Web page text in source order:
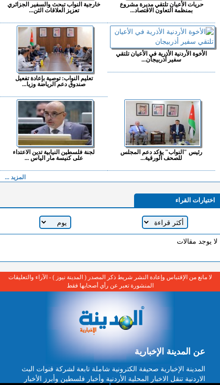
حريات الأعيان تلتقي مديرة مشروع
بمنظمة التعاون الاقتصاد...
خارجية النواب تبحث والسفير الجزائري
تعزيز العلاقات الثن...
الأخوة الأردنية الأذرية في الأعيان تلتقي
سفير أذربيجان...
تعليم النواب: توصية بإعادة تفعيل
صندوق دعم الرياضة وزيا...
رئيس "النواب" يؤكد دعم المجلس
للصحف الورقية...
لجنة فلسطين النيابية تدين الاعتداء
على كنيسة مار الياس ...
المزيد ...
اختيارات القراء
لا يوجد مقالات
لا مانع من الإقتباس وإعادة النشر شريط ذكر المصدر ( المدينة نيوز ) - الآراء والتعليقات
المنشورة تعبر عن رأي أصحابها فقط
عن المدينة الإخبارية
المدينة الإخبارية صحيفة الكترونية شاملة تابعة لشركة قنوات البث
الاردنية تنقل الاخبار المحلية الأردنية وأخبار فلسطين وأبرز الأخبار